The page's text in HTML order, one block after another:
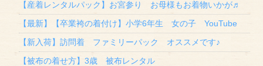
【産着レンタルパック】お宮参り お母様もお着物いかが♬
【最新】【卒業袴の着付け】小学6年生 女の子 YouTube
【新入荷】訪問着 ファミリーパック オススメです♪
【被布の着せ方】3歳 被布レンタル